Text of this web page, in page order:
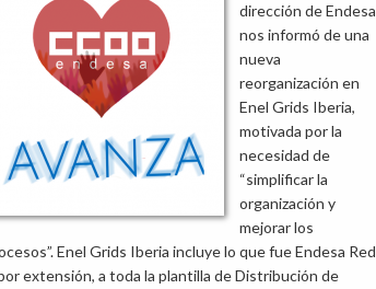
dirección de Endesa
nos informó de una
nueva
reorganización en
Enel Grids Iberia,
motivada por la
necesidad de
“simplificar la
organización y
mejorar los
Enel Grids Iberia incluye lo que fue Endesa Red
extensión, a toda la plantilla de Distribución de